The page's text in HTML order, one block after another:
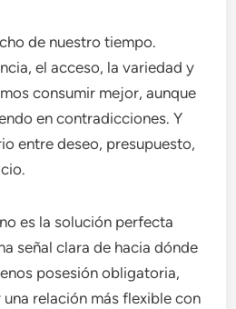
de nuestro tiempo.
el acceso, la variedad y
consumir mejor, aunque
en contradicciones. Y
entre deseo, presupuesto,
es la solución perfecta
señal clara de hacia dónde
posesión obligatoria,
relación más flexible con